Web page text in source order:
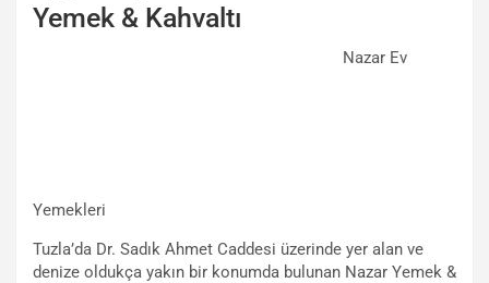
Yemek & Kahvaltı
Nazar Ev
Yemekleri
Tuzla’da Dr. Sadık Ahmet Caddesi üzerinde yer alan ve
denize oldukça yakın bir konumda bulunan Nazar Yemek &